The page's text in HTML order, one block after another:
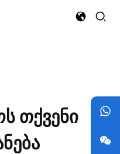
თქვენი